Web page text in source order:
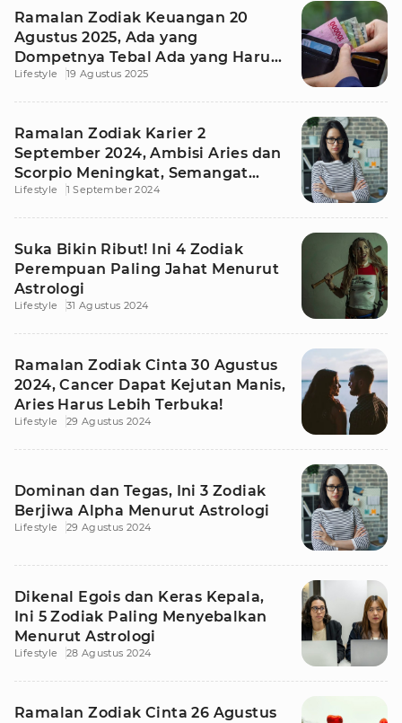
Ramalan Zodiak Keuangan 20
Agustus 2025, Ada yang
Dompetnya Tebal Ada yang Harus
Irit
Lifestyle 19 Agustus 2025
Ramalan Zodiak Karier 2
September 2024, Ambisi Aries dan
Scorpio Meningkat, Semangat
Bekerja!
Lifestyle 1 September 2024
Suka Bikin Ribut! Ini 4 Zodiak
Perempuan Paling Jahat Menurut
Astrologi
Lifestyle 31 Agustus 2024
Ramalan Zodiak Cinta 30 Agustus
2024, Cancer Dapat Kejutan Manis,
Aries Harus Lebih Terbuka!
Lifestyle 29 Agustus 2024
Dominan dan Tegas, Ini 3 Zodiak
Berjiwa Alpha Menurut Astrologi
Lifestyle 29 Agustus 2024
Dikenal Egois dan Keras Kepala,
Ini 5 Zodiak Paling Menyebalkan
Menurut Astrologi
Lifestyle 28 Agustus 2024
Ramalan Zodiak Cinta 26 Agustus